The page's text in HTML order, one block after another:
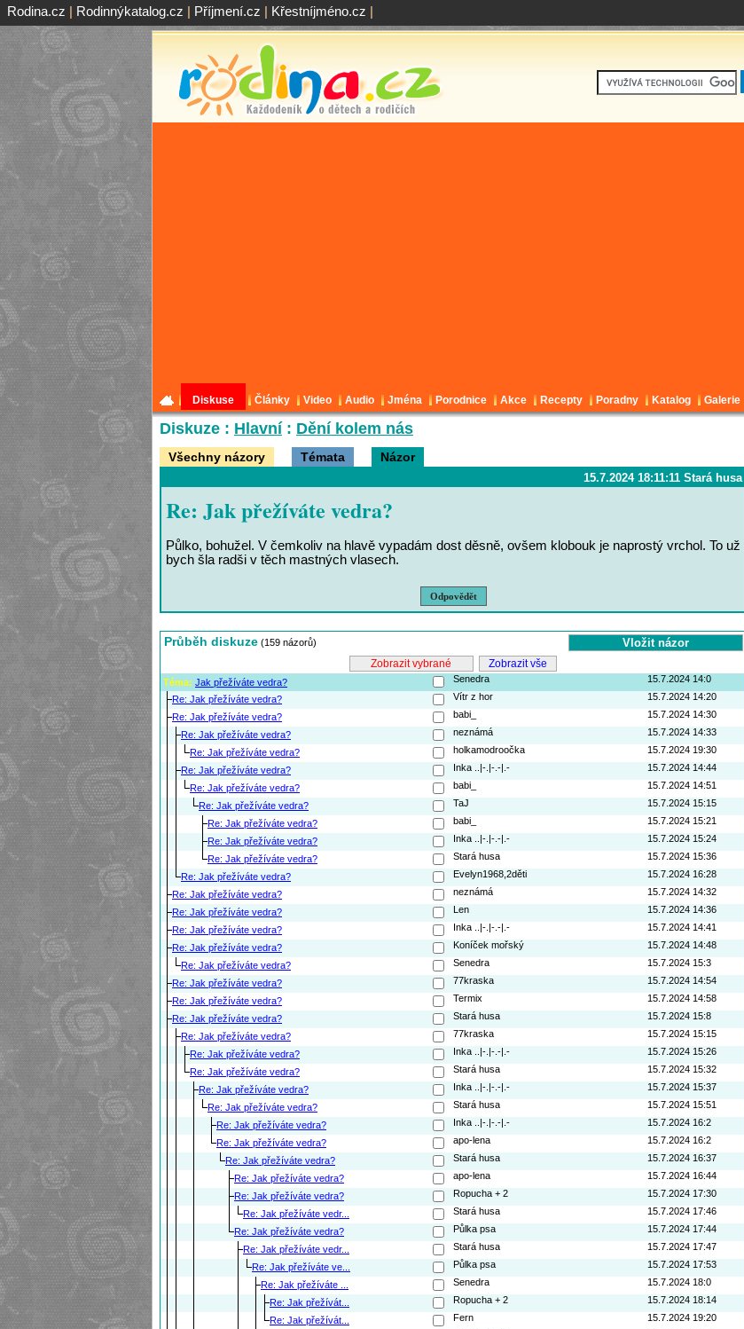
Rodina.cz | Rodinnýkatalog.cz | Příjmení.cz | Křestníjméno.cz |
Diskuse Články Video Audio Jména Porodnice Akce Recepty Poradny Katalog Galerie
Diskuze : Hlavní : Dění kolem nás
Všechny názory Témata Názor
15.7.2024 18:11:11 Stará husa
Re: Jak přežíváte vedra?
Půlko, bohužel. V čemkoliv na hlavě vypadám dost děsně, ovšem klobouk je naprostý vrchol. To už
bych šla radši v těch mastných vlasech.
Odpovědět
Průběh diskuze (159 názorů)
Zobrazit vše
Téma: Jak přežíváte vedra? Senedra
15.7.2024 14:0
Re: Jak přežíváte vedra?
Vítr z hor
15.7.2024 14:20
Re: Jak přežíváte vedra?
babi_
15.7.2024 14:30
Re: Jak přežíváte vedra?
neznámá
15.7.2024 14:33
Re: Jak přežíváte vedra?
holkamodroočka
15.7.2024 19:30
Re: Jak přežíváte vedra?
Inka ..|-.|-.-|.-
15.7.2024 14:44
Re: Jak přežíváte vedra?
babi_
15.7.2024 14:51
Re: Jak přežíváte vedra?
TaJ
15.7.2024 15:15
Re: Jak přežíváte vedra?
babi_
15.7.2024 15:21
Re: Jak přežíváte vedra?
Inka ..|-.|-.-|.-
15.7.2024 15:24
Re: Jak přežíváte vedra?
Stará husa
15.7.2024 15:36
Re: Jak přežíváte vedra?
Evelyn1968,2děti
15.7.2024 16:28
Re: Jak přežíváte vedra?
neznámá
15.7.2024 14:32
Re: Jak přežíváte vedra?
Len
15.7.2024 14:36
Re: Jak přežíváte vedra?
Inka ..|-.|-.-|.-
15.7.2024 14:41
Re: Jak přežíváte vedra?
Koníček mořský
15.7.2024 14:48
Re: Jak přežíváte vedra?
Senedra
15.7.2024 15:3
Re: Jak přežíváte vedra?
77kraska
15.7.2024 14:54
Re: Jak přežíváte vedra?
Termix
15.7.2024 14:58
Re: Jak přežíváte vedra?
Stará husa
15.7.2024 15:8
Re: Jak přežíváte vedra?
77kraska
15.7.2024 15:15
Re: Jak přežíváte vedra?
Inka ..|-.|-.-|.-
15.7.2024 15:26
Re: Jak přežíváte vedra?
Stará husa
15.7.2024 15:32
Re: Jak přežíváte vedra?
Inka ..|-.|-.-|.-
15.7.2024 15:37
Re: Jak přežíváte vedra?
Stará husa
15.7.2024 15:51
Re: Jak přežíváte vedra?
Inka ..|-.|-.-|.-
15.7.2024 16:2
Re: Jak přežíváte vedra?
apo-lena
15.7.2024 16:2
Re: Jak přežíváte vedra?
Stará husa
15.7.2024 16:37
Re: Jak přežíváte vedra?
apo-lena
15.7.2024 16:44
Re: Jak přežíváte vedra?
Ropucha + 2
15.7.2024 17:30
Re: Jak přežíváte vedr...
Stará husa
15.7.2024 17:46
Re: Jak přežíváte vedra?
Půlka psa
15.7.2024 17:44
Re: Jak přežíváte vedr...
Stará husa
15.7.2024 17:47
Re: Jak přežíváte ve...
Půlka psa
15.7.2024 17:53
Re: Jak přežíváte ...
Senedra
15.7.2024 18:0
Re: Jak přežívát...
Ropucha + 2
15.7.2024 18:14
Re: Jak přežívát...
Fern
15.7.2024 19:20